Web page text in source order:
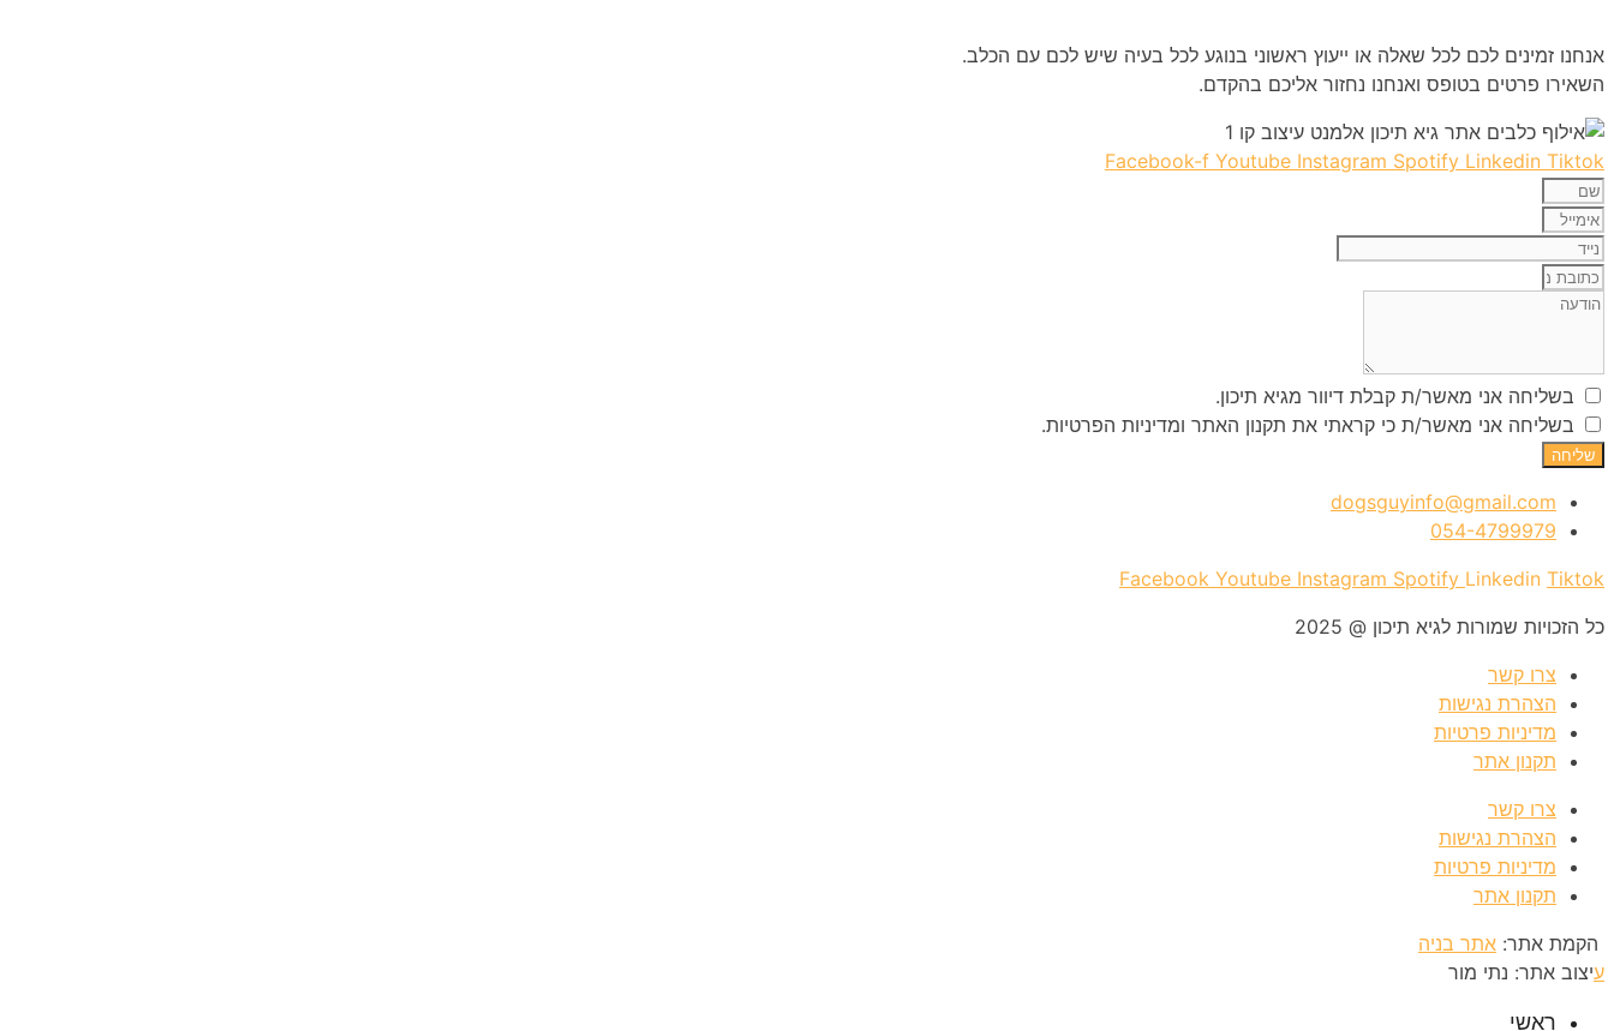
אנחנו זמינים לכם לכל שאלה או ייעוץ ראשוני בנוגע לכל בעיה שיש לכם עם הכלב.
השאירו פרטים בטופס ואנחנו נחזור אליכם בהקדם.
Facebook-f Youtube Instagram Spotify Linkedin Tiktok
בשליחה אני מאשר/ת קבלת דיוור מגיא תיכון.
בשליחה אני מאשר/ת כי קראתי את תקנון האתר ומדיניות הפרטיות.
שליחה
dogsguyinfo@gmail.com
054-4799979
Facebook Youtube Instagram Spotify Linkedin Tiktok
כל הזכויות שמורות לגיא תיכון @ 2025
צרו קשר
הצהרת נגישות
מדיניות פרטיות
תקנון אתר
צרו קשר
הצהרת נגישות
מדיניות פרטיות
תקנון אתר
הקמת אתר: אתר בניה
עיצוב אתר: נתי מור
ראשי